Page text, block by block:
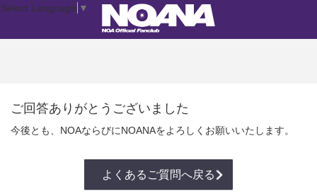
ご回答ありがとうございました
今後とも、NOAならびにNOANAをよろしくお願いいたします。
よくあるご質問へ戻る
Select Language ▼